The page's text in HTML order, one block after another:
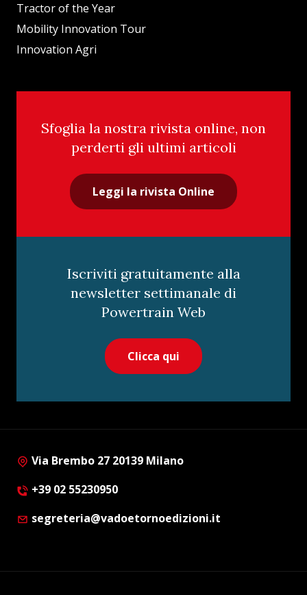
Tractor of the Year
Mobility Innovation Tour
Innovation Agri
Sfoglia la nostra rivista online, non
perderti gli ultimi articoli
Leggi la rivista Online
Iscriviti gratuitamente alla
newsletter settimanale di
Powertrain Web
Clicca qui
Via Brembo 27 20139 Milano
+39 02 55230950
segreteria@vadoetornoedizioni.it